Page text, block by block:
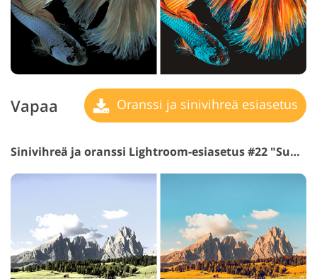
Vapaa Oranssi ja sinivihreä esiasetus
Sinivihreä ja oranssi Lightroom-esiasetus #22 "Summer"